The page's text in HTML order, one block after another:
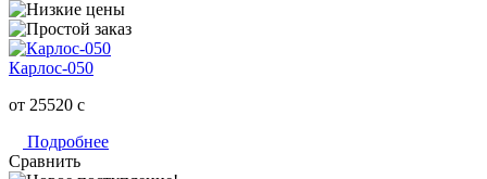
Карлос-050
от 25520 c
Подробнее
Сравнить